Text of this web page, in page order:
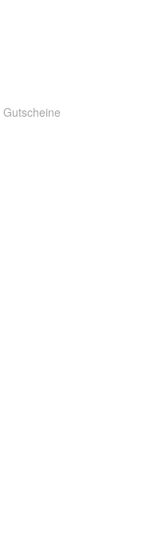
Gutscheine